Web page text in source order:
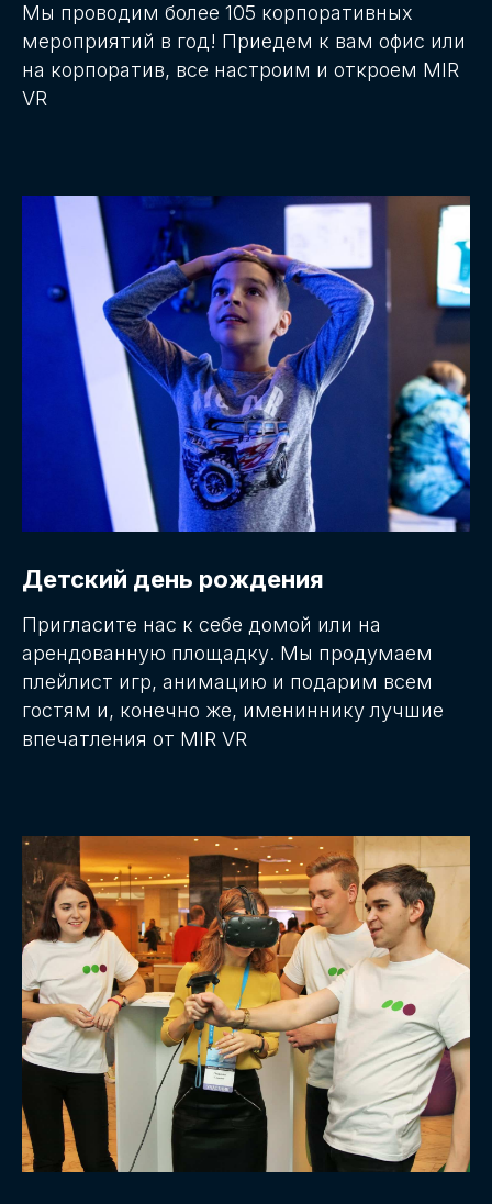
Мы проводим более 105 корпоративных
мероприятий в год! Приедем к вам офис или
на корпоратив, все настроим и откроем MIR
VR
Детский день рождения
Пригласите нас к себе домой или на
арендованную площадку. Мы продумаем
плейлист игр, анимацию и подарим всем
гостям и, конечно же, имениннику лучшие
впечатления от MIR VR